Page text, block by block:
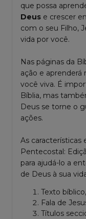
que possa
Deus e crescer
com o seu Filho,
vida por você.
Nas páginas da
ação e
você viva. É
Bíblia, mas
Deus se torne o
ações.
As características
Pentecostal:
para ajudá-lo a
de Deus à sua
Texto
Fala de
Títulos